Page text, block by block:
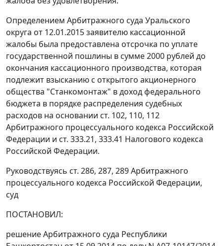
Определением Арбитражного суда Уральского
округа от 12.01.2015 заявителю кассационной
жалобы была предоставлена отсрочка по уплате
государственной пошлины в сумме 2000 рублей до
окончания кассационного производства, которая
подлежит взысканию с открытого акционерного
общества "Станкомонтаж" в доход федерального
бюджета в порядке распределения судебных
расходов на основании ст. 102, 110, 112
Арбитражного процессуального кодекса Российской
Федерации и ст. 333.21, 333.41 Налогового кодекса
Российской Федерации.
Руководствуясь ст. 286, 287, 289 Арбитражного
процессуального кодекса Российской Федерации,
суд
ПОСТАНОВИЛ:
решение Арбитражного суда Республики